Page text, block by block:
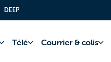
DEEP
Télé Courrier & colis